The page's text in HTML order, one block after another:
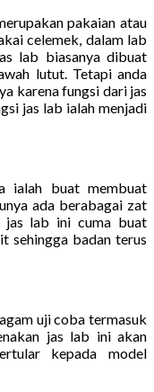
pakaian atau
celemek, dalam lab
lab biasanya dibuat
lutut. Tetapi anda
karena fungsi dari jas
jas lab ialah menjadi
ialah buat membuat
ada berabagai zat
jas lab ini cuma buat
sehingga badan terus
uji coba termasuk
jas lab ini akan
kepada model